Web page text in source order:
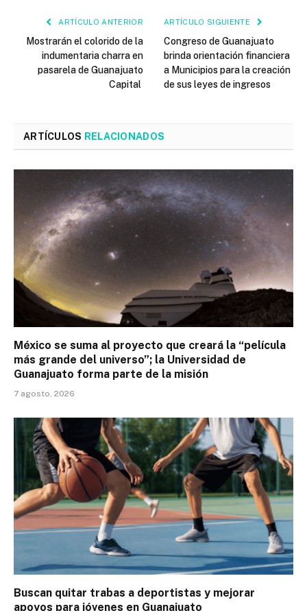
ARTÍCULO ANTERIOR
Mostrarán el colorido de la
indumentaria charra en
pasarela de Guanajuato
Capital
ARTÍCULO SIGUIENTE
Congreso de Guanajuato
brinda orientación financiera
a Municipios para la creación
de sus leyes de ingresos
ARTÍCULOS RELACIONADOS
México se suma al proyecto que creará la “película
más grande del universo”; la Universidad de
Guanajuato forma parte de la misión
7 agosto, 2026
Buscan quitar trabas a deportistas y mejorar
apoyos para jóvenes en Guanajuato